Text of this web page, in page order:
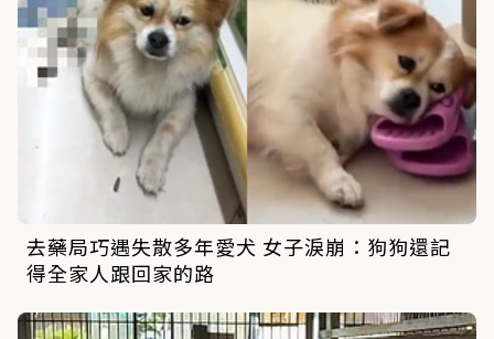
去藥局巧遇失散多年愛犬 女子淚崩：狗狗還記
得全家人跟回家的路